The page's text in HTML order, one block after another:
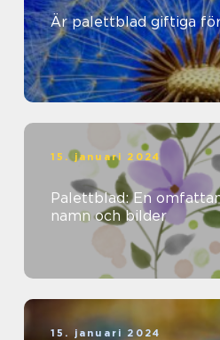
Är palettblad giftiga
15. januari 2024
Palettblad: En
namn och bilder
15. januari 2024